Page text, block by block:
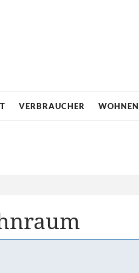
VERBRAUCHER WOHNEN